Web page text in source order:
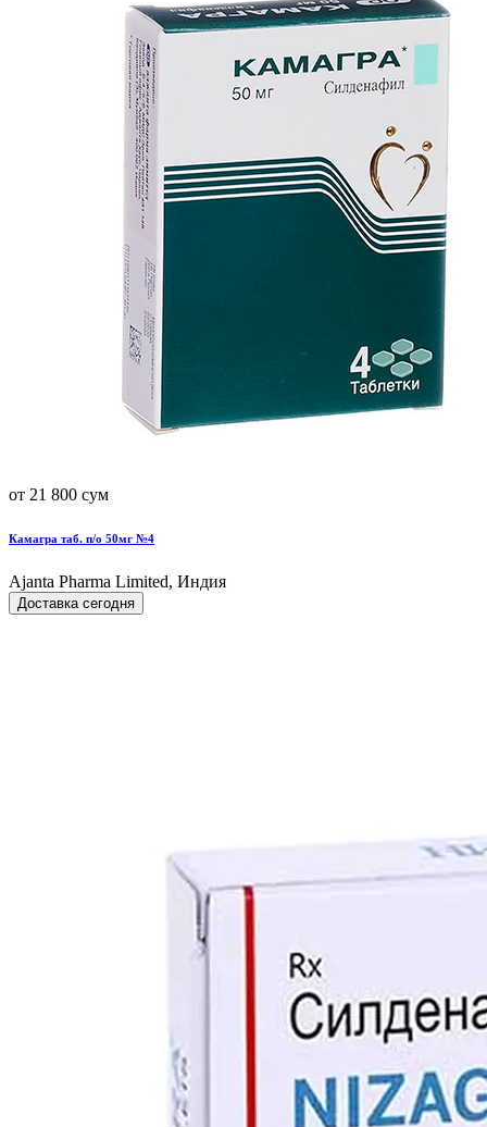
от 21 800 сум
Камагра таб. п/о 50мг №4
Ajanta Pharma Limited, Индия
Доставка сегодня